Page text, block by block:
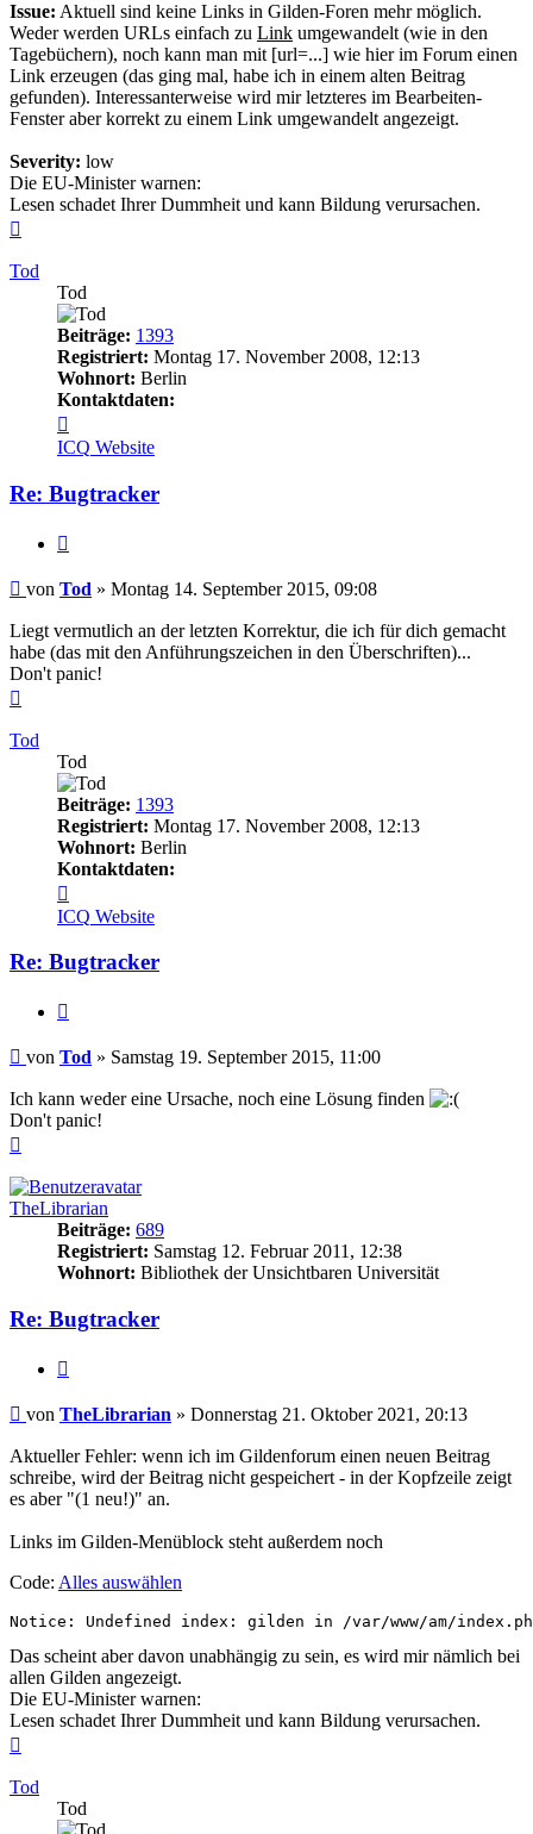
Issue: Aktuell sind keine Links in Gilden-Foren mehr möglich.
Weder werden URLs einfach zu Link umgewandelt (wie in den
Tagebüchern), noch kann man mit [url=...] wie hier im Forum einen
Link erzeugen (das ging mal, habe ich in einem alten Beitrag
gefunden). Interessanterweise wird mir letzteres im Bearbeiten-
Fenster aber korrekt zu einem Link umgewandelt angezeigt.
Severity: low
Die EU-Minister warnen:
Lesen schadet Ihrer Dummheit und kann Bildung verursachen.
Tod
Tod
Beiträge: 1393
Registriert: Montag 17. November 2008, 12:13
Wohnort: Berlin
Kontaktdaten:
von
Tod
ICQ Website
Re: Bugtracker
Beitrag
von Tod » Montag 14. September 2015, 09:08
Liegt vermutlich an der letzten Korrektur, die ich für dich gemacht
habe (das mit den Anführungszeichen in den Überschriften)...
Don't panic!
Tod
Tod
Beiträge: 1393
Registriert: Montag 17. November 2008, 12:13
Wohnort: Berlin
Kontaktdaten:
von
Tod
ICQ Website
Re: Bugtracker
Beitrag
von Tod » Samstag 19. September 2015, 11:00
Ich kann weder eine Ursache, noch eine Lösung finden
Don't panic!
TheLibrarian
Beiträge: 689
Registriert: Samstag 12. Februar 2011, 12:38
Wohnort: Bibliothek der Unsichtbaren Universität
Re: Bugtracker
Beitrag
von TheLibrarian » Donnerstag 21. Oktober 2021, 20:13
Aktueller Fehler: wenn ich im Gildenforum einen neuen Beitrag
schreibe, wird der Beitrag nicht gespeichert - in der Kopfzeile zeigt
es aber "(1 neu!)" an.
Links im Gilden-Menüblock steht außerdem noch
Code: Alles auswählen
Notice: Undefined index: gilden in /var/www/am/
Das scheint aber davon unabhängig zu sein, es wird mir nämlich bei
allen Gilden angezeigt.
Die EU-Minister warnen:
Lesen schadet Ihrer Dummheit und kann Bildung verursachen.
Tod
Tod